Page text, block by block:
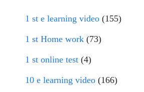
1 st e learning video (155)
1 st Home work (73)
1 st online test (4)
10 e learning video (166)